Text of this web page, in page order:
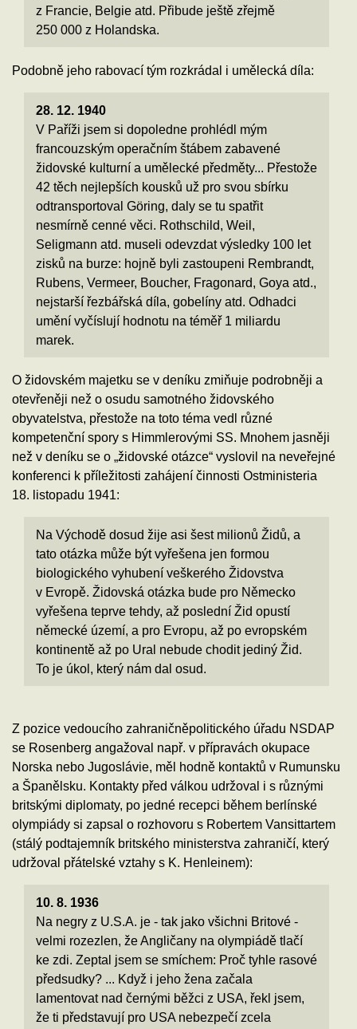
z Francie, Belgie atd. Přibude ještě zřejmě
250 000 z Holandska.
Podobně jeho rabovací tým rozkrádal i umělecká díla:
28. 12. 1940
V Paříži jsem si dopoledne prohlédl mým
francouzským operačním štábem zabavené
židovské kulturní a umělecké předměty... Přestože
42 těch nejlepších kousků už pro svou sbírku
odtransportoval Göring, daly se tu spatřit
nesmírně cenné věci. Rothschild, Weil,
Seligmann atd. museli odevzdat výsledky 100 let
zisků na burze: hojně byli zastoupeni Rembrandt,
Rubens, Vermeer, Boucher, Fragonard, Goya atd.,
nejstarší řezbářská díla, gobelíny atd. Odhadci
umění vyčíslují hodnotu na téměř 1 miliardu
marek.
O židovském majetku se v deníku zmiňuje podrobněji a
otevřeněji než o osudu samotného židovského
obyvatelstva, přestože na toto téma vedl různé
kompetenční spory s Himmlerovými SS. Mnohem jasněji
než v deníku se o „židovské otázce“ vyslovil na neveřejné
konferenci k příležitosti zahájení činnosti Ostministeria
18. listopadu 1941:
Na Východě dosud žije asi šest milionů Židů, a
tato otázka může být vyřešena jen formou
biologického vyhubení veškerého Židovstva
v Evropě. Židovská otázka bude pro Německo
vyřešena teprve tehdy, až poslední Žid opustí
německé území, a pro Evropu, až po evropském
kontinentě až po Ural nebude chodit jediný Žid.
To je úkol, který nám dal osud.
Z pozice vedoucího zahraničněpolitického úřadu NSDAP
se Rosenberg angažoval např. v přípravách okupace
Norska nebo Jugoslávie, měl hodně kontaktů v Rumunsku
a Španělsku. Kontakty před válkou udržoval i s různými
britskými diplomaty, po jedné recepci během berlínské
olympiády si zapsal o rozhovoru s Robertem Vansittartem
(stálý podtajemník britského ministerstva zahraničí, který
udržoval přátelské vztahy s K. Henleinem):
10. 8. 1936
Na negry z U.S.A. je - tak jako všichni Britové -
velmi rozezlen, že Angličany na olympiádě tlačí
ke zdi. Zeptal jsem se smíchem: Proč tyhle rasové
předsudky? ... Když i jeho žena začala
lamentovat nad černými běžci z USA, řekl jsem,
že ti představují pro USA nebezpečí zcela